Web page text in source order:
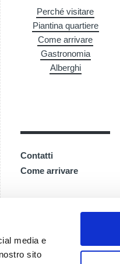
media e
sito
Perché visitare
Piantina quartiere
Come arrivare
Gastronomia
Alberghi
Contatti
Come arrivare